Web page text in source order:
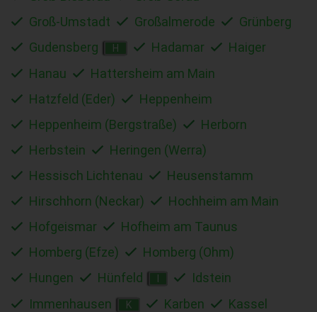
Groß-Umstadt
Großalmerode
Grünberg
Gudensberg
H Hadamar
Haiger
Hanau
Hattersheim am Main
Hatzfeld (Eder)
Heppenheim
Heppenheim (Bergstraße)
Herborn
Herbstein
Heringen (Werra)
Hessisch Lichtenau
Heusenstamm
Hirschhorn (Neckar)
Hochheim am Main
Hofgeismar
Hofheim am Taunus
Homberg (Efze)
Homberg (Ohm)
Hungen
Hünfeld
Idstein
Immenhausen
K Karben
Kassel